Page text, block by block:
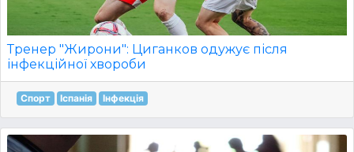
Тренер "Жирони": Циганков одужує після
інфекційної хвороби
Спорт Іспанія Інфекція